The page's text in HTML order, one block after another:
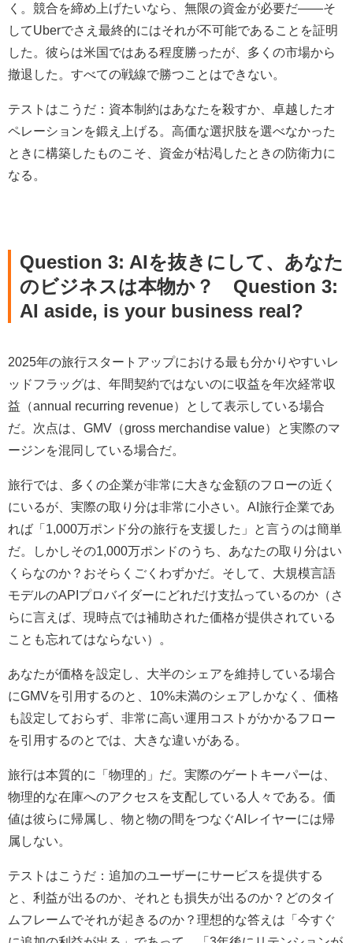
く。競合を締め上げたいなら、無限の資金が必要だ――そ
してUberでさえ最終的にはそれが不可能であることを証明
した。彼らは米国ではある程度勝ったが、多くの市場から
撤退した。すべての戦線で勝つことはできない。
テストはこうだ：資本制約はあなたを殺すか、卓越したオ
ペレーションを鍛え上げる。高価な選択肢を選べなかった
ときに構築したものこそ、資金が枯渇したときの防衛力に
なる。
Question 3: AIを抜きにして、あなた
のビジネスは本物か？ Question 3:
AI aside, is your business real?
2025年の旅行スタートアップにおける最も分かりやすいレ
ッドフラッグは、年間契約ではないのに収益を年次経常収
益（annual recurring revenue）として表示している場合
だ。次点は、GMV（gross merchandise value）と実際のマ
ージンを混同している場合だ。
旅行では、多くの企業が非常に大きな金額のフローの近く
にいるが、実際の取り分は非常に小さい。AI旅行企業であ
れば「1,000万ポンド分の旅行を支援した」と言うのは簡単
だ。しかしその1,000万ポンドのうち、あなたの取り分はい
くらなのか？おそらくごくわずかだ。そして、大規模言語
モデルのAPIプロバイダーにどれだけ支払っているのか（さ
らに言えば、現時点では補助された価格が提供されている
ことも忘れてはならない）。
あなたが価格を設定し、大半のシェアを維持している場合
にGMVを引用するのと、10%未満のシェアしかなく、価格
も設定しておらず、非常に高い運用コストがかかるフロー
を引用するのとでは、大きな違いがある。
旅行は本質的に「物理的」だ。実際のゲートキーパーは、
物理的な在庫へのアクセスを支配している人々である。価
値は彼らに帰属し、物と物の間をつなぐAIレイヤーには帰
属しない。
テストはこうだ：追加のユーザーにサービスを提供する
と、利益が出るのか、それとも損失が出るのか？どのタイ
ムフレームでそれが起きるのか？理想的な答えは「今すぐ